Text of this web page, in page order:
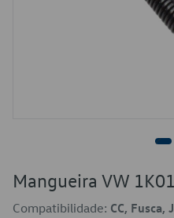
Mangueira VW
Compatibilidade: CC, Fusca,